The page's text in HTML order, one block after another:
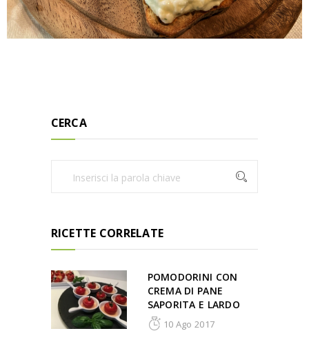
CERCA
RICETTE CORRELATE
POMODORINI CON
CREMA DI PANE
SAPORITA E LARDO
10 Ago 2017